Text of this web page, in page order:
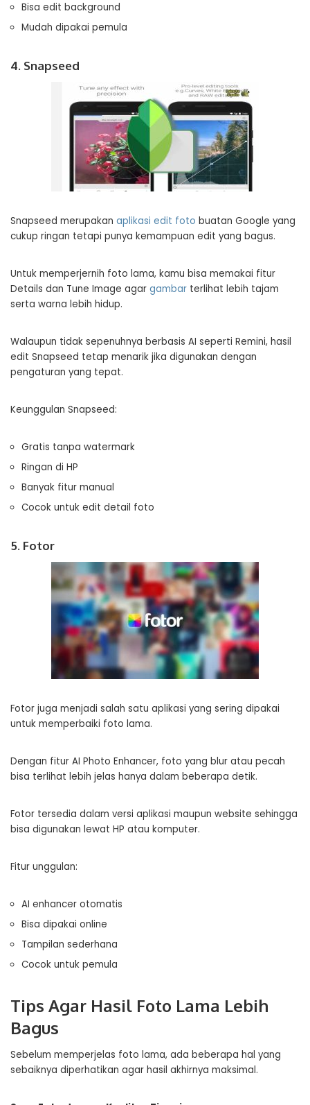
Bisa edit background
Mudah dipakai pemula
4. Snapseed
Snapseed merupakan aplikasi edit foto buatan Google yang
cukup ringan tetapi punya kemampuan edit yang bagus.
Untuk memperjernih foto lama, kamu bisa memakai fitur
Details dan Tune Image agar gambar terlihat lebih tajam
serta warna lebih hidup.
Walaupun tidak sepenuhnya berbasis AI seperti Remini, hasil
edit Snapseed tetap menarik jika digunakan dengan
pengaturan yang tepat.
Keunggulan Snapseed:
Gratis tanpa watermark
Ringan di HP
Banyak fitur manual
Cocok untuk edit detail foto
5. Fotor
Fotor juga menjadi salah satu aplikasi yang sering dipakai
untuk memperbaiki foto lama.
Dengan fitur AI Photo Enhancer, foto yang blur atau pecah
bisa terlihat lebih jelas hanya dalam beberapa detik.
Fotor tersedia dalam versi aplikasi maupun website sehingga
bisa digunakan lewat HP atau komputer.
Fitur unggulan:
AI enhancer otomatis
Bisa dipakai online
Tampilan sederhana
Cocok untuk pemula
Tips Agar Hasil Foto Lama Lebih
Bagus
Sebelum memperjelas foto lama, ada beberapa hal yang
sebaiknya diperhatikan agar hasil akhirnya maksimal.